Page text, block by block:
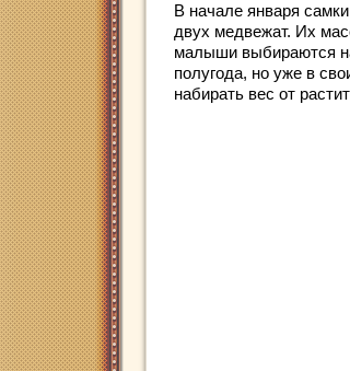
В начале января
двух медвежат. Их
малыши выбираются
полугода, но уже в
набирать вес от